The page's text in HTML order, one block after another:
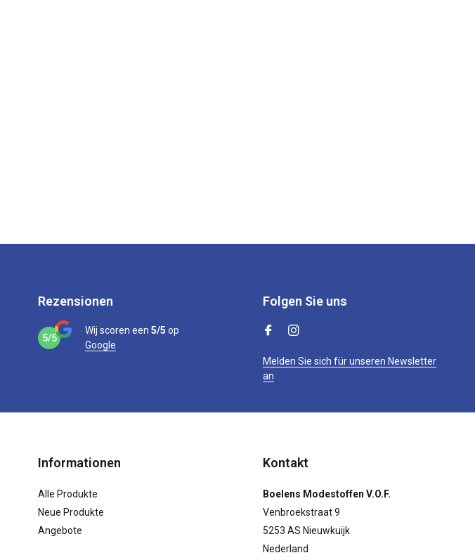
Rezensionen
5/5
Wij scoren een 5/5 op
Google
Folgen Sie uns
Melden Sie sich für unseren Newsletter
an
Informationen
Alle Produkte
Neue Produkte
Angebote
Kontakt
Boelens Modestoffen V.O.F.
Venbroekstraat 9
5253 AS Nieuwkuijk
Nederland